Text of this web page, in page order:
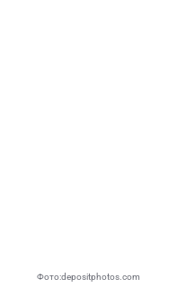
Фото:depositphotos.com